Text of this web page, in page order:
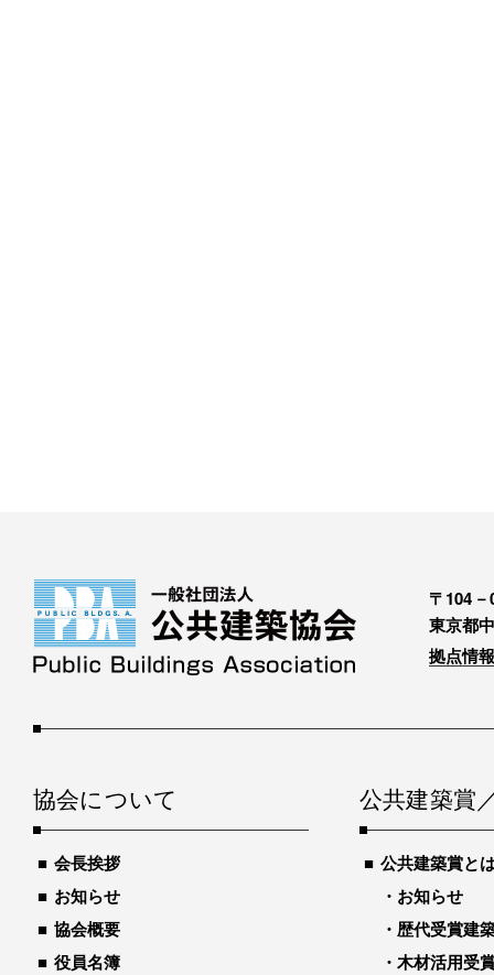
〒104－
東京都
拠点情
協会について
会長挨拶
お知らせ
協会概要
役員名簿
公共建築賞
公共建築賞と
お知らせ
歴代受賞建
木材活用受